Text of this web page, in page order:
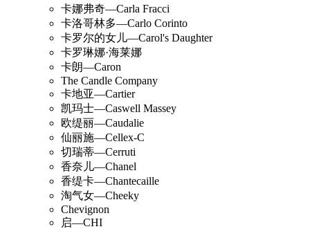
卡娜弗奇—Carla Fracci
卡洛哥林多—Carlo Corinto
卡罗尔的女儿—Carol's Daughter
卡罗琳娜·海莱娜
卡朗—Caron
The Candle Company
卡地亚—Cartier
凯玛士—Caswell Massey
欧缇丽—Caudalie
仙丽施—Cellex-C
切瑞蒂—Cerruti
香奈儿—Chanel
香缇卡—Chantecaille
淘气女—Cheeky
Chevignon
启—CHI